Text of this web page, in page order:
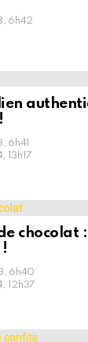
6h42
6h41
13h17
chocolat
6h40
12h37